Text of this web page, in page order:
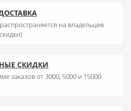
на владельцев
СКИДКИ
заказов от 3000, 5000 и 15000